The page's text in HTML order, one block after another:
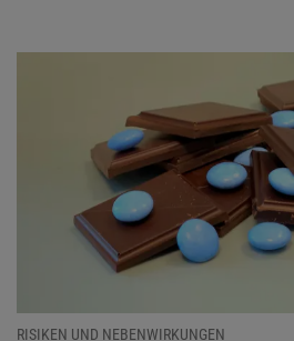
RISIKEN UND NEBENWIRKUNGEN